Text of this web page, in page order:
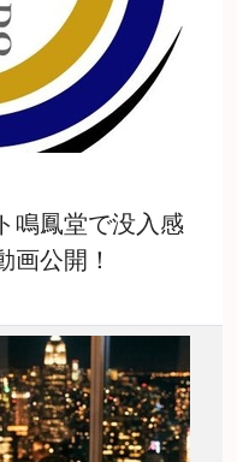
鳴鳳堂で没入感
公開！